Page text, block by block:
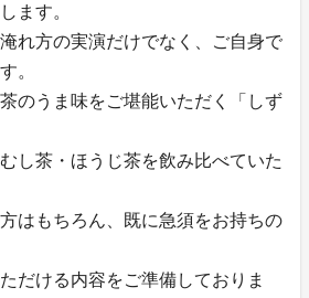
ます。
実演だけでなく、ご自身で
。
味をご堪能いただく「しず
ほうじ茶を飲み比べていた
ろん、既に急須をお持ちの
内容をご準備しておりま